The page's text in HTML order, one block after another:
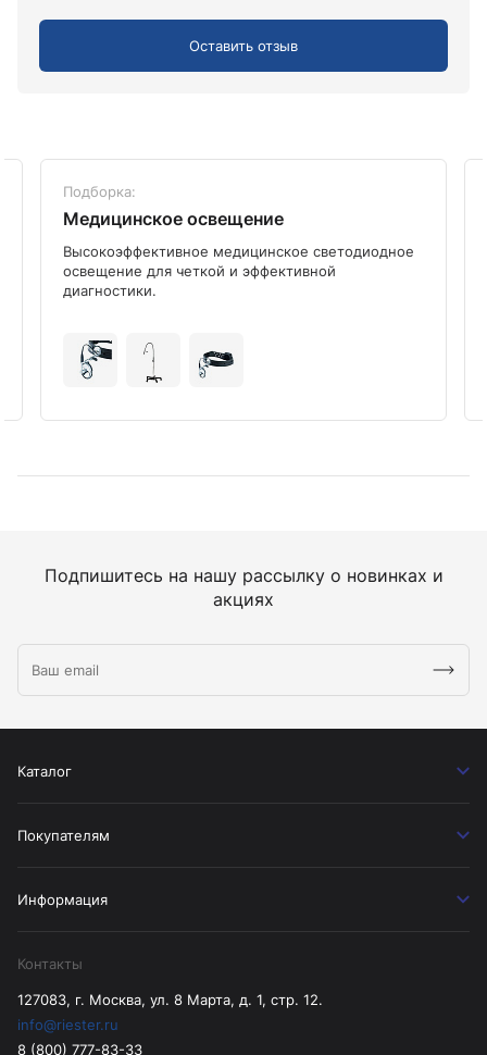
Оставить отзыв
Подборка:
Медицинское освещение
Высокоэффективное медицинское светодиодное
освещение для четкой и эффективной
диагностики.
Подпишитесь на нашу рассылку о новинках и
акциях
Каталог
Покупателям
Информация
Контакты
127083, г. Москва, ул. 8 Марта, д. 1, стр. 12.
info@riester.ru
8 (800) 777-83-33